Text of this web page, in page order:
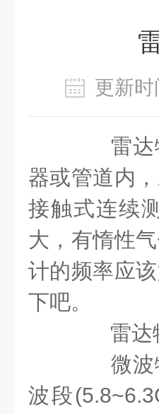
更新
雷达物
器或管道内
接触式连续
大，有惰性
计的频率应
下吧。
雷达物
微波物
波段